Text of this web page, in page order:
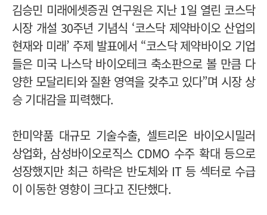
김승민 미래에셋증권 연구원은 지난 1일 열린 코스닥
시장 개설 30주년 기념식 ‘코스닥 제약바이오 산업의
현재와 미래’ 주제 발표에서 “코스닥 제약바이오 기업
들은 미국 나스닥 바이오테크 축소판으로 볼 만큼 다
양한 모달리티와 질환 영역을 갖추고 있다”며 시장 상
승 기대감을 피력했다.
한미약품 대규모 기술수출, 셀트리온 바이오시밀러
상업화, 삼성바이오로직스 CDMO 수주 확대 등으로
성장했지만 최근 하락은 반도체와 IT 등 섹터로 수급
이 이동한 영향이 크다고 진단했다.